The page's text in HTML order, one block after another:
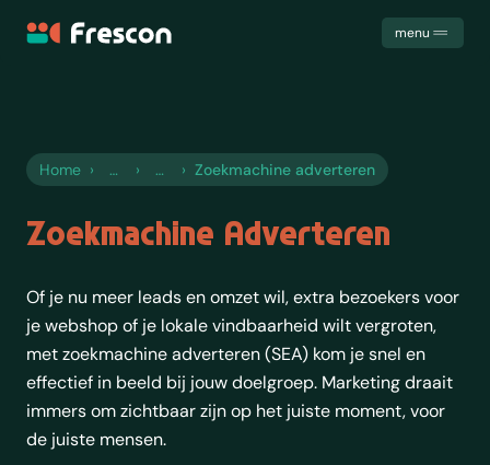
Frescon
Cases
Samenwerking
Contact
menu
Home › › › Zoekmachine adverteren
Zoekmachine Adverteren
Of je nu meer leads en omzet wil, extra bezoekers voor
je webshop of je lokale vindbaarheid wilt vergroten,
met zoekmachine adverteren (SEA) kom je snel en
effectief in beeld bij jouw doelgroep. Marketing draait
immers om zichtbaar zijn op het juiste moment, voor
de juiste mensen.